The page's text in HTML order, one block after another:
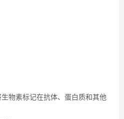
物素标记在抗体、蛋白质和其他